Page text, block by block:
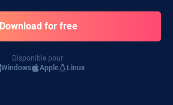
Disponible pour:
Windows
Apple Linux